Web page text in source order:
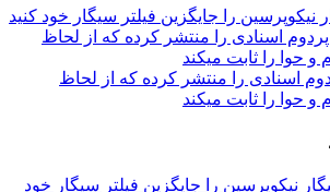
نیکوپرسین را جایگزین فیلتر سیگار خود کنید
اسنادی را منتشر کرده که از لحاظ
و حوا را ثابت میکند